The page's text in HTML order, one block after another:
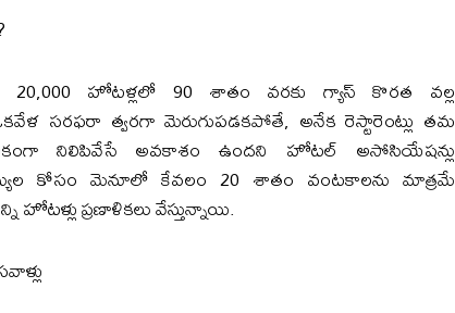
హోటళ్లలో 90 శాతం వరకు గ్యాస్ కొరత వల్ల
సరఫరా త్వరగా మెరుగుపడకపోతే, అనేక రెస్టారెంట్లు తమ
నిలిపివేసే అవకాశం ఉందని హోటల్ అసోసియేషన్లు
కోసం మెనూలో కేవలం 20 శాతం వంటకాలను మాత్రమే
ప్రణాళికలు వేస్తున్నాయి.